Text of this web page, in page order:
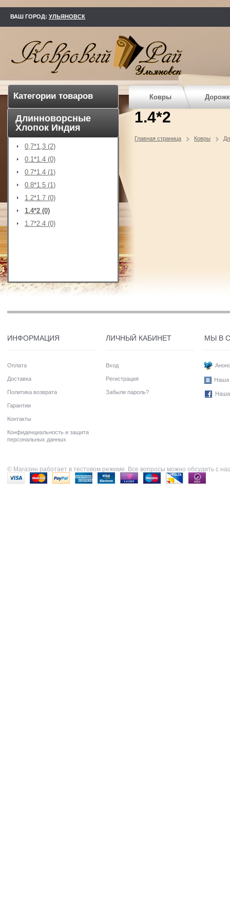
ВАШ ГОРОД: УЛЬЯНОВСК
Категории товаров Ковры
Длинноворсные
Хлопок Индия
0,7*1,3 (2)
0.1*1.4 (0)
0.7*1.4 (1)
0.8*1.5 (1)
1.2*1.7 (0)
1.4*2 (0)
1.7*2.4 (0)
1.4*2
Главная страница Ковры
ИНФОРМАЦИЯ
Оплата
Доставка
Политика возврата
Гарантии
Контакты
Конфиденциальность и защита
персональных данных
ЛИЧНЫЙ КАБИНЕТ
Вход
Регистрация
Забыли пароль?
МЫ В
Наша
Наша
© Магазин работает в тестовом режиме. Все вопросы можно обсудить с